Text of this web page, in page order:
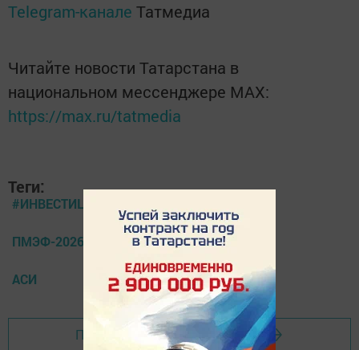
Telegram-канале Татмедиа
Читайте новости Татарстана в
национальном мессенджере MАХ:
https://max.ru/tatmedia
Теги:
#ИНВЕСТИЦИИ
ПМЭФ-2026
АСИ
Перейти на страницу новости